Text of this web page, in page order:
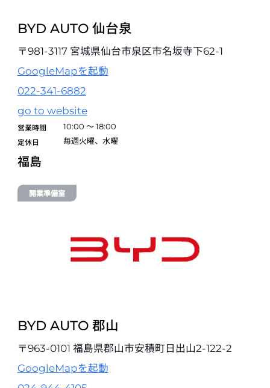
BYD AUTO 横浜南
045-342-4677
BYD AUTO 湘南
〒254-0013 神奈川県平塚市田村2-1-13
試乗予約
076-225-3357
試乗予約
BYD AUTO 金沢
BYD AUTO 仙台泉
〒981-3117 宮城県仙台市泉区市名坂寺下62-1
GoogleMapを起動
022-341-6882
go to website
営業時間 10:00 ～ 18:00
定休日 毎週火曜、水曜
福島
開業準備室
BYD AUTO 郡山
〒963-0101 福島県郡山市安積町日出山2-122-2
GoogleMapを起動